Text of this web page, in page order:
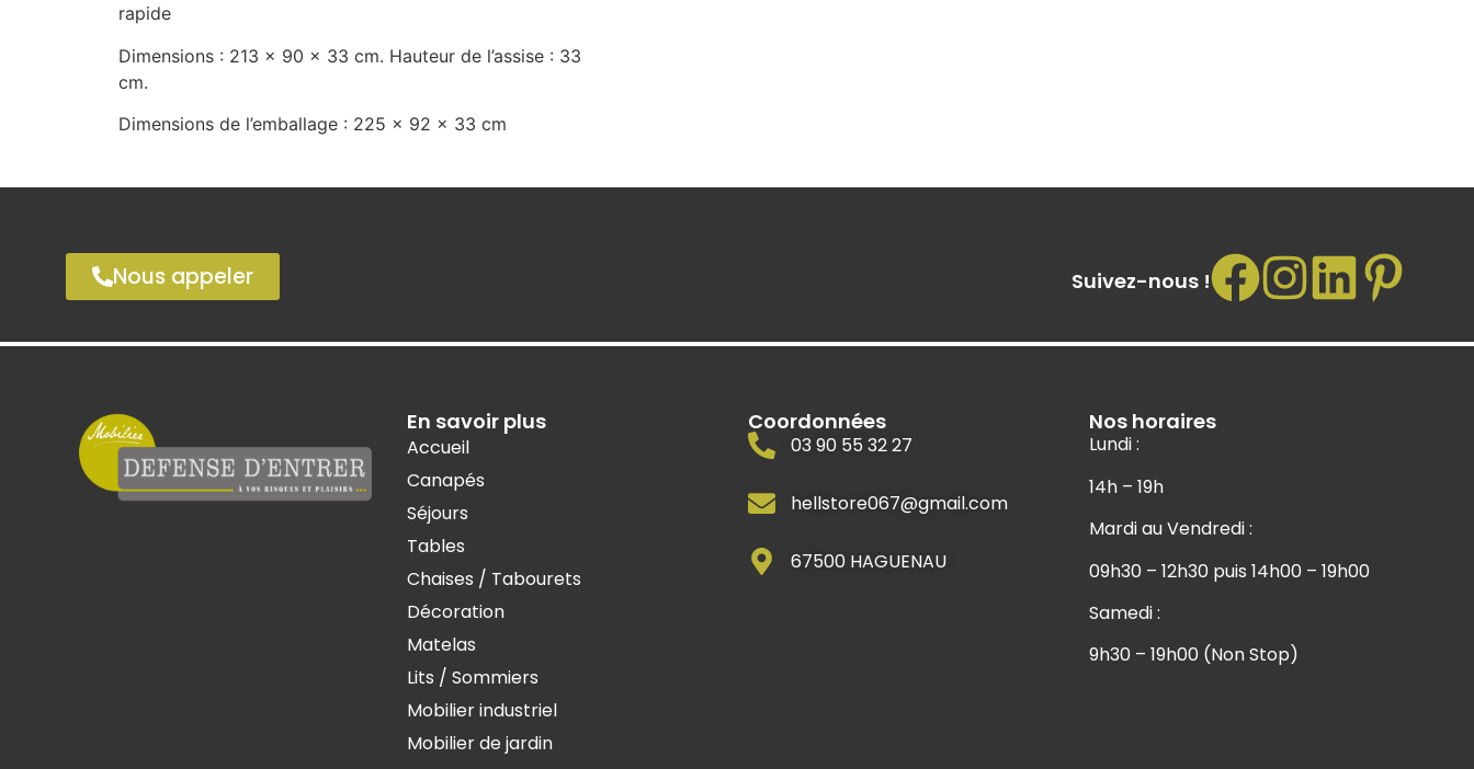
rapide
Dimensions : 213 x 90 x 33 cm. Hauteur de l’assise : 33
cm.
Dimensions de l’emballage : 225 x 92 x 33 cm
Nous appeler Suivez-nous !
En savoir plus
Accueil
Canapés
Séjours
Tables
Chaises / Tabourets
Décoration
Matelas
Lits / Sommiers
Mobilier industriel
Mobilier de jardin
Coordonnées
03 90 55 32 27
hellstore067@gmail.com
67500 HAGUENAU
Nos horaires
Lundi :
14h – 19h
Mardi au Vendredi :
09h30 – 12h30 puis 14h00 – 19h00
Samedi :
9h30 – 19h00 (Non Stop)